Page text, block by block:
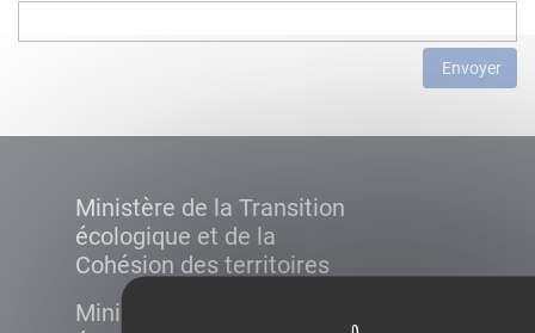
Envoyer
Ministère de la Transition
écologique et de la
Cohésion des territoires
Ministère de la Transition